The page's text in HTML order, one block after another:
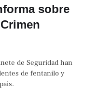
sobre
de Seguridad han
de fentanilo y